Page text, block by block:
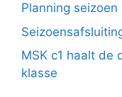
Planning
MSK c1 haalt de
klasse